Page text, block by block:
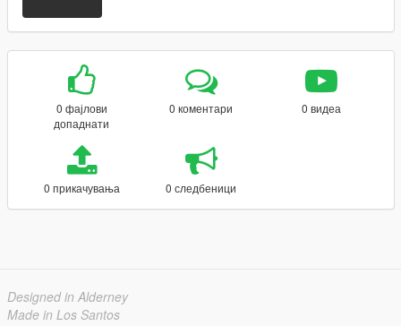
0 фајлови
допаднати
0 коментари 0 видеа
0 прикачувања 0 следбеници
Designed in Alderney
Made in Los Santos